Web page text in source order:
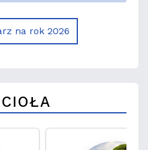
na rok 2026